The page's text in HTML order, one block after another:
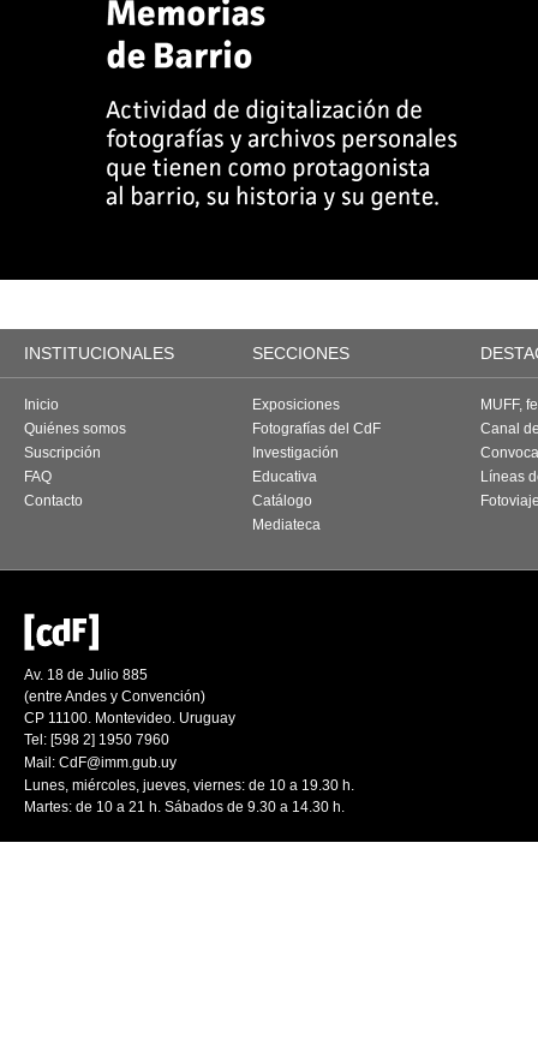
INSTITUCIONALES SECCIONES
Inicio
Quiénes somos
Suscripción
FAQ
Contacto
Exposiciones
Fotografías del CdF
Investigación
Educativa
Catálogo
Mediateca
MUFF,
Canal
Líneas
Av. 18 de Julio 885
(entre Andes y Convención)
CP 11100. Montevideo. Uruguay
Tel: [598 2] 1950 7960
Mail: CdF@imm.gub.uy
Lunes, miércoles, jueves, viernes: de 10 a 19.30 h.
Martes: de 10 a 21 h. Sábados de 9.30 a 14.30 h.